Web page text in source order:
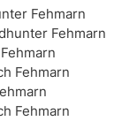
Fehmarn
Fehmarn
Fehmarn
Fehmarn